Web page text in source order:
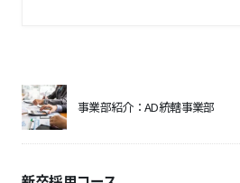
事業部紹介：AD統轄事業部